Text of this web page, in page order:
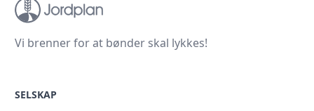
Vi brenner for at bønder skal lykkes!
SELSKAP